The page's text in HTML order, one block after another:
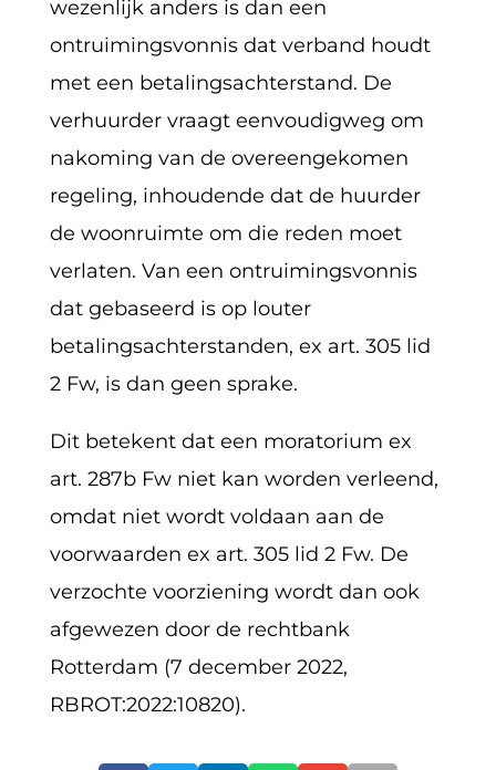
wezenlijk anders is dan een
ontruimingsvonnis dat verband houdt
met een betalingsachterstand. De
verhuurder vraagt eenvoudigweg om
nakoming van de overeengekomen
regeling, inhoudende dat de huurder
de woonruimte om die reden moet
verlaten. Van een ontruimingsvonnis
dat gebaseerd is op louter
betalingsachterstanden, ex art. 305 lid
2 Fw, is dan geen sprake.
Dit betekent dat een moratorium ex
art. 287b Fw niet kan worden verleend,
omdat niet wordt voldaan aan de
voorwaarden ex art. 305 lid 2 Fw. De
verzochte voorziening wordt dan ook
afgewezen door de rechtbank
Rotterdam (7 december 2022,
RBROT:2022:10820).